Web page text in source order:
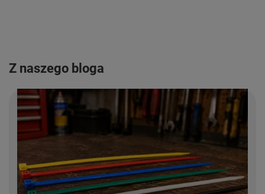
Z naszego bloga